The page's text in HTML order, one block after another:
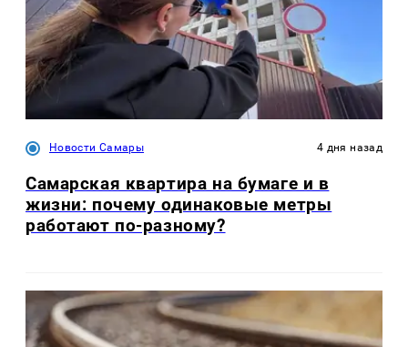
Новости Самары 4 дня назад
Самарская квартира на бумаге и в
жизни: почему одинаковые метры
работают по-разному?